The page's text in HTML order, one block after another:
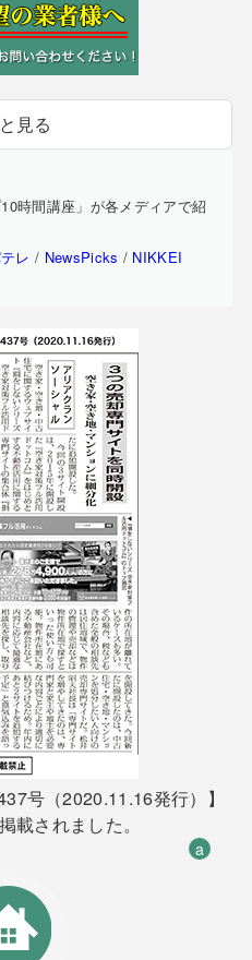
見る
時間講座」が各メディアで紹
レ / NewsPicks / NIKKEI
号（2020.11.16発行）】
載されました。
a